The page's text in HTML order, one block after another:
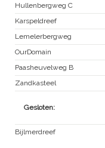
Hullenbergweg C
Karspeldreef
Lemelerbergweg
OurDomain
Paasheuvelweg B
Zandkasteel
Gesloten:
Bijlmerdreef